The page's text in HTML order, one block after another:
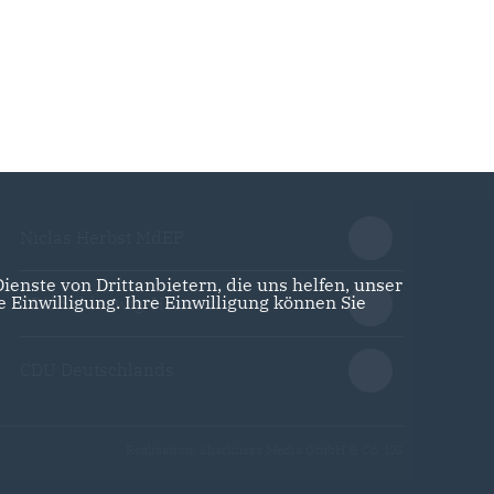
CDU Schleswig-Holstein
von Drittanbietern, die uns helfen, unser
Einwilligung. Ihre Einwilligung können Sie